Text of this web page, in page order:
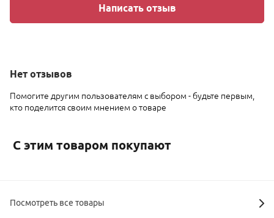
Нет отзывов
Помогите другим пользователям с выбором - будьте первым,
кто поделится своим мнением о товаре
Написать отзыв
С этим товаром покупают
Посмотреть все товары